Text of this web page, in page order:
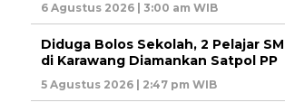
6 Agustus 2026 | 3:00 am WIB
Diduga Bolos Sekolah, 2 Pelajar
di Karawang Diamankan Satpol PP
5 Agustus 2026 | 2:47 pm WIB